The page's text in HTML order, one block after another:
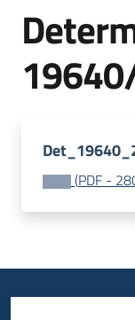
Accesso
(PDF -